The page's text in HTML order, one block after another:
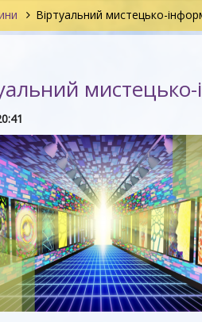
Віртуальний мистецько-